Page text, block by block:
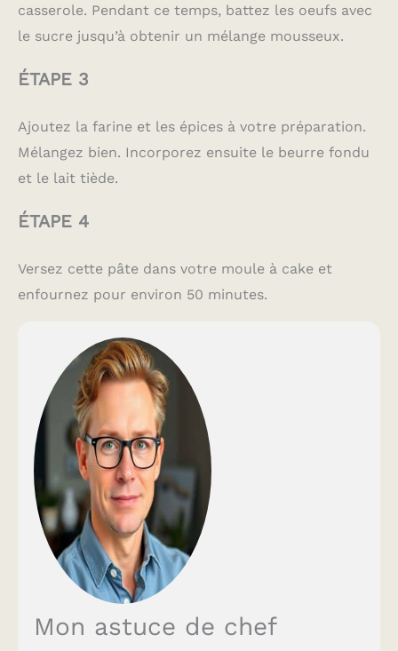
casserole. Pendant ce temps, battez les oeufs avec
le sucre jusqu’à obtenir un mélange mousseux.
ÉTAPE 3
Ajoutez la farine et les épices à votre préparation.
Mélangez bien. Incorporez ensuite le beurre fondu
et le lait tiède.
ÉTAPE 4
Versez cette pâte dans votre moule à cake et
enfournez pour environ 50 minutes.
Mon astuce de chef